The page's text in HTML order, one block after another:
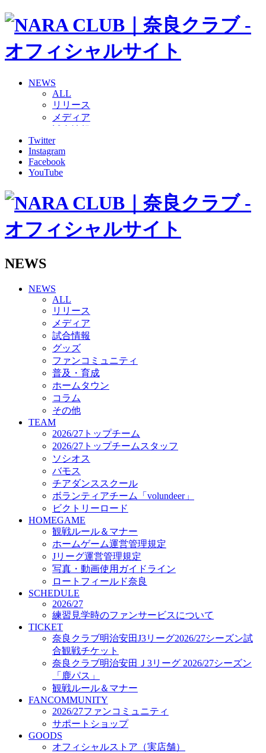
NEWS
ALL
リリース
メディア
グッズ
ファンコミュニティ
普及・育成
ホームタウン
その他
2026/27トップチーム
2026/27トップチームスタッフ
ボランティアチーム「volundeer」
ビクトリーロード
HOMEGAME
観戦ルール＆マナー
ホームゲーム運営管理規定
Jリーグ運営管理規定
写真・動画使用ガイドライン
ロートフィールド奈良
SCHEDULE
2026/27
練習見学時のファンサービスについて
TICKET
奈良クラブ明治安田J3リーグ2026/27シーズン試
合観戦チケット
奈良クラブ明治安田Ｊ3リーグ 2026/27シーズン
「鹿パス」
観戦ルール＆マナー
FANCOMMUNITY
2026/27ファンコミュニティ
サポートショップ
GOODS
オフィシャルストア（実店舗）
オンラインストア
ACADEMY
アカデミーについて
プロジェクト
コーチ&スタッフ
ジュニア
ジュニアユース
ユース
練習拠点（ナラディーア）
SCHOOL
2026/27 パートナー企業
パートナー募集
クラブ理念
クラブ情報
サステナビリティ
Web制作支援
Twitter
Instagram
Facebook
YouTube
NEWS
NEWS
ALL
リリース
メディア
試合情報
グッズ
ファンコミュニティ
普及・育成
ホームタウン
コラム
その他
TEAM
2026/27トップチーム
2026/27トップチームスタッフ
ソシオス
バモス
チアダンススクール
ボランティアチーム「volundeer」
ビクトリーロード
HOMEGAME
観戦ルール＆マナー
ホームゲーム運営管理規定
Jリーグ運営管理規定
写真・動画使用ガイドライン
ロートフィールド奈良
SCHEDULE
2026/27
練習見学時のファンサービスについて
TICKET
奈良クラブ明治安田J3リーグ2026/27シーズン試
合観戦チケット
奈良クラブ明治安田Ｊ3リーグ 2026/27シーズン
「鹿パス」
観戦ルール＆マナー
FANCOMMUNITY
2026/27ファンコミュニティ
サポートショップ
GOODS
オフィシャルストア（実店舗）